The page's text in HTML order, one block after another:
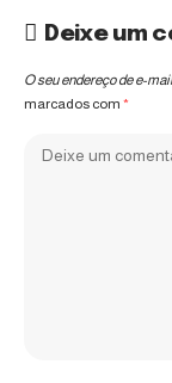
Deixe um
O seu endereço de e-
marcados com *